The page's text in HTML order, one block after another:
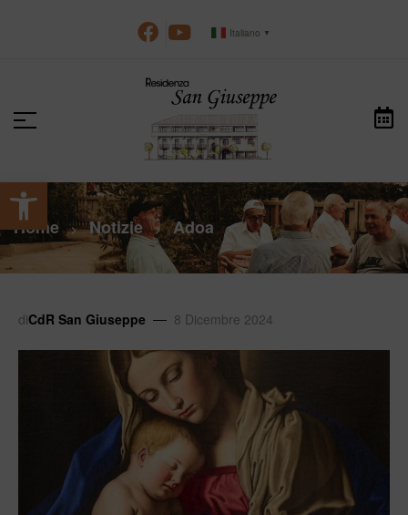
Apri la barra degli strumenti
Italiano ▼
Home > Notizie > Adoa >
diCdR San Giuseppe 8 Dicembre 2024